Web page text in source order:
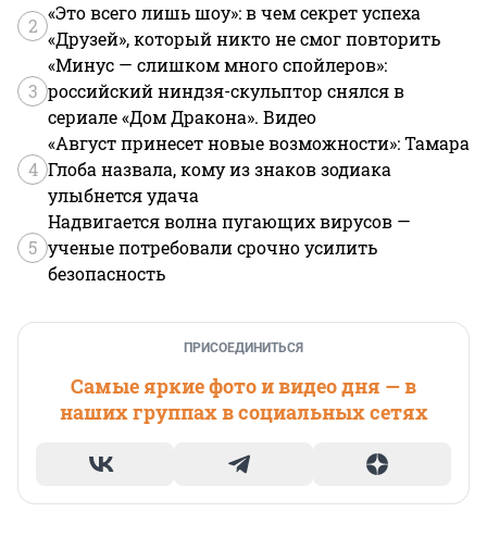
2
«Это всего лишь шоу»: в чем секрет успеха
«Друзей», который никто не смог повторить
3
«Минус — слишком много спойлеров»:
российский ниндзя-скульптор снялся в
сериале «Дом Дракона». Видео
4
«Август принесет новые возможности»: Тамара
Глоба назвала, кому из знаков зодиака
улыбнется удача
5
Надвигается волна пугающих вирусов —
ученые потребовали срочно усилить
безопасность
ПРИСОЕДИНИТЬСЯ
Самые яркие фото и видео дня — в
наших группах в социальных сетях